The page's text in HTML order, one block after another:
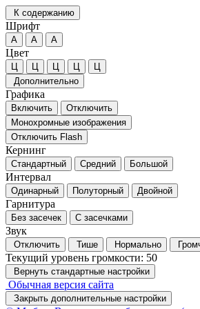
К содержанию
Шрифт
А А А
Цвет
Ц Ц Ц Ц
Ц
Дополнительно
Графика
Включить
Отключить
Монохромные изображения
Отключить Flash
Кернинг
Стандартный Средний Большой
Интервал
Одинарный Полуторный Двойной
Гарнитура
Без засечек С засечками
Звук
Отключить Тише Нормально
Текущий уровень громкости: 50
Вернуть стандартные настройки
Обычная версия сайта
Закрыть дополнительные настройки